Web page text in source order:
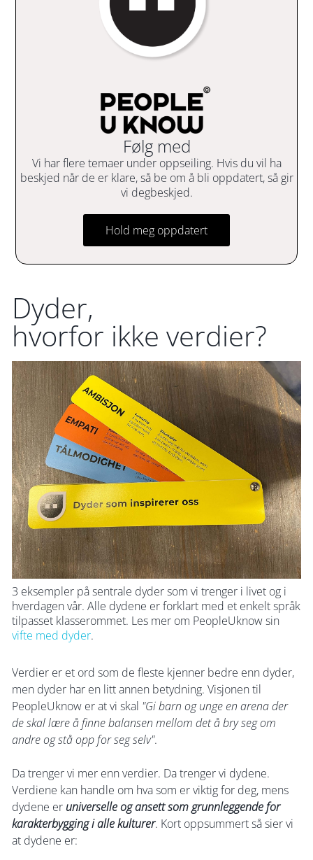
Følg med
Vi har flere temaer under oppseiling. Hvis du vil ha
beskjed når de er klare, så be om å bli oppdatert, så gir
vi degbeskjed.
Hold meg oppdatert
3 eksempler på sentrale dyder som vi trenger i livet og i
hverdagen vår. Alle dydene er forklart med et enkelt språk
tilpasset klasserommet. Les mer om PeopleUknow sin
vifte med dyder.
Dyder,
hvorfor ikke verdier?
Verdier er et ord som de fleste kjenner bedre enn dyder,
men dyder har en litt annen betydning. Visjonen til
PeopleUknow er at vi skal "Gi barn og unge en arena der
de skal lære å finne balansen mellom det å bry seg om
andre og stå opp for seg selv".
Da trenger vi mer enn verdier. Da trenger vi dydene.
Verdiene kan handle om hva som er viktig for deg, mens
dydene er universelle og ansett som grunnleggende for
karakterbygging i alle kulturer. Kort oppsummert så sier vi
at dydene er: